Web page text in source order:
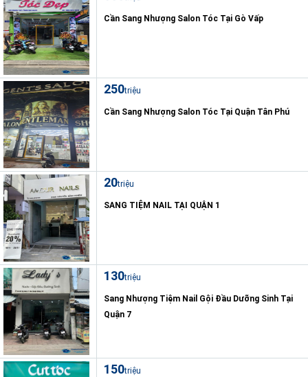
Cần Sang Nhượng Salon Tóc Tại Gò Vấp
250triệu
Cần Sang Nhượng Salon Tóc Tại Quận Tân Phú
20triệu
SANG TIỆM NAIL TẠI QUẬN 1
130triệu
Sang Nhượng Tiệm Nail Gội Đầu Dưỡng Sinh Tại
Quận 7
150triệu